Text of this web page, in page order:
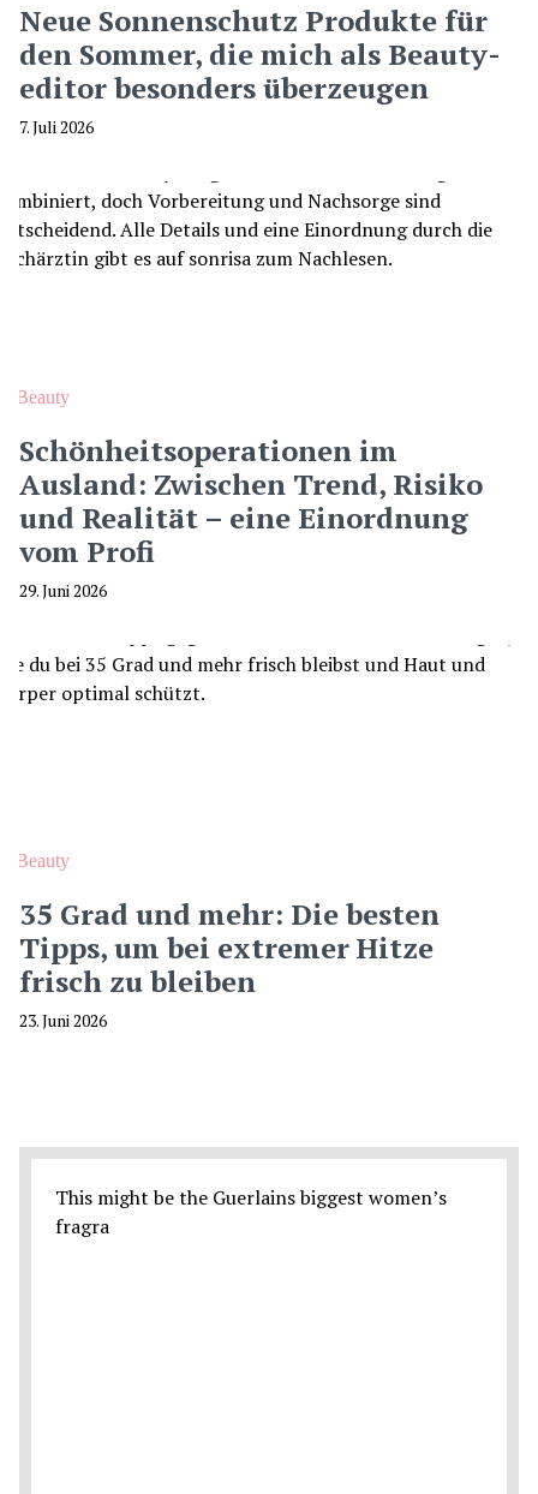
Neue Sonnenschutz Produkte für
den Sommer, die mich als Beauty-
editor besonders überzeugen
7. Juli 2026
Beauty
Schönheitsoperationen im
Ausland: Zwischen Trend, Risiko
und Realität – eine Einordnung
vom Profi
29. Juni 2026
Beauty
35 Grad und mehr: Die besten
Tipps, um bei extremer Hitze
frisch zu bleiben
23. Juni 2026
This might be the Guerlains biggest women’s
fragra